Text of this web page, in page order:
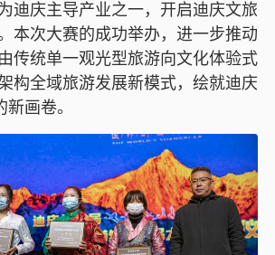
迪庆主导产业之一，开启迪庆文旅
本次大赛的成功举办，进一步推动
传统单一观光型旅游向文化体验式
构全域旅游发展新模式，绘就迪庆
新画卷。